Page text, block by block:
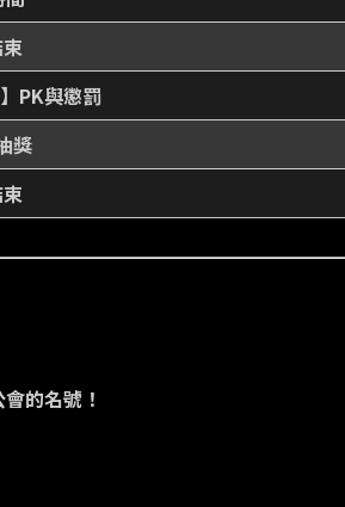
PK與懲罰
獎
的名號！